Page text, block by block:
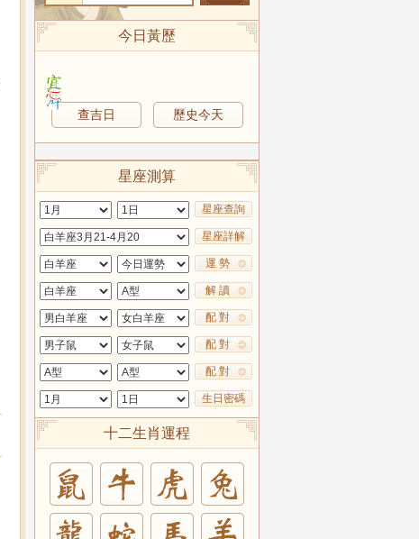
今日黃歷
查吉日 歷史今天
星座測算
星座查詢
星座詳解
運 勢
解 讀
配 對
配 對
配 對
生日密碼
十二生肖運程